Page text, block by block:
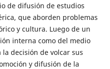
de difusión de estudios
que aborden problemas
y cultura. Luego de un
interna como del medio
decisión de volcar sus
y difusión de la